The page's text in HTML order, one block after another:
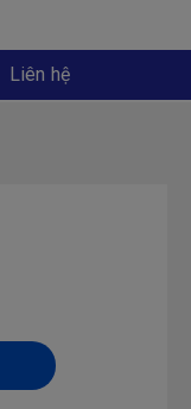
Liên hệ